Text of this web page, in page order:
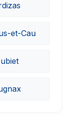
et-Cau